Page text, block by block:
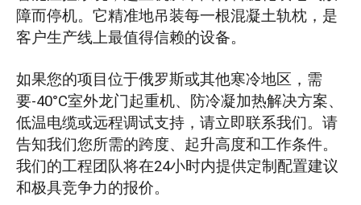
障而停机。它精准地吊装每一根混凝土轨枕，是
客户生产线上最值得信赖的设备。
如果您的项目位于俄罗斯或其他寒冷地区，需
要-40°C室外龙门起重机、防冷凝加热解决方案、
低温电缆或远程调试支持，请立即联系我们。请
告知我们您所需的跨度、起升高度和工作条件。
我们的工程团队将在24小时内提供定制配置建议
和极具竞争力的报价。